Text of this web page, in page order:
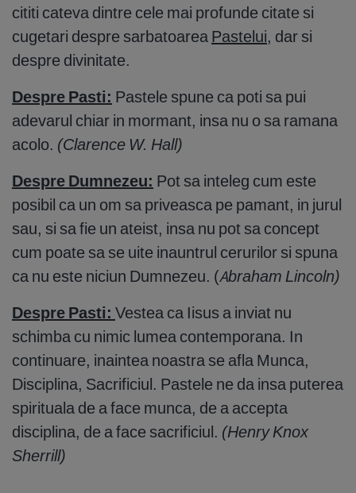
cititi cateva dintre cele mai profunde citate si
cugetari despre sarbatoarea Pastelui, dar si
despre divinitate.
Despre Pasti: Pastele spune ca poti sa pui
adevarul chiar in mormant, insa nu o sa ramana
acolo. (Clarence W. Hall)
Despre Dumnezeu: Pot sa inteleg cum este
posibil ca un om sa priveasca pe pamant, in jurul
sau, si sa fie un ateist, insa nu pot sa concept
cum poate sa se uite inauntrul cerurilor si spuna
ca nu este niciun Dumnezeu. (Abraham Lincoln)
Despre Pasti: Vestea ca Iisus a inviat nu
schimba cu nimic lumea contemporana. In
continuare, inaintea noastra se afla Munca,
Disciplina, Sacrificiul. Pastele ne da insa puterea
spirituala de a face munca, de a accepta
disciplina, de a face sacrificiul. (Henry Knox
Sherrill)